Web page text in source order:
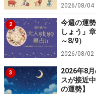
2026/08/04
2
今週の運
しょう」
～8/9）
2026/08/02
3
2026年8
スが接近
の運勢】